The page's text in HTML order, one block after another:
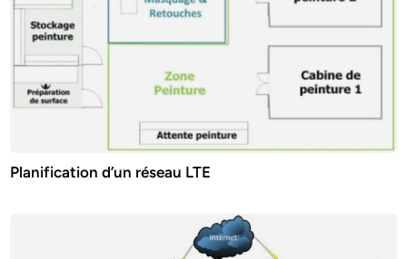
Planification d’un réseau LTE